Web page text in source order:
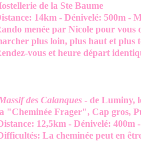
de la Ste Baume
14km - Dénivelé: 500m -
par Nicole pour vous
loin, plus haut et plus
et heure départ
des Calanques - de Luminy,
Frager", Cap gros,
12,5km - Dénivelé: 400m -
La cheminée peut en être